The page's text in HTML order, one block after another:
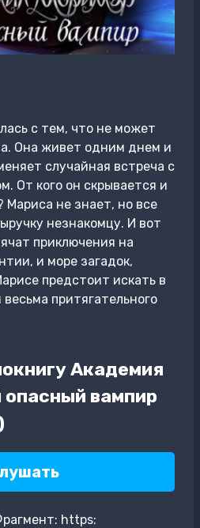
с тем, что не может
Она живет одним днем и
случайная встреча с
От кого он скрывается и
Мариса не знает, но все
незнакомцу. И вот
приключения на
и море загадок,
предстоит искать в
притягательного
Академия
вампир
https: